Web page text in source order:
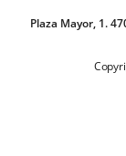
Plaza Mayor, 1.